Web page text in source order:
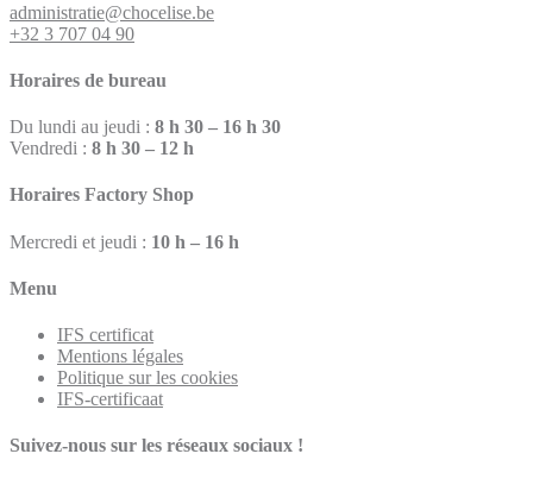
administratie@chocelise.be
+32 3 707 04 90
Horaires de bureau
Du lundi au jeudi : 8 h 30 – 16 h 30
Vendredi : 8 h 30 – 12 h
Horaires Factory Shop
Mercredi et jeudi : 10 h – 16 h
Menu
IFS certificat
Mentions légales
Politique sur les cookies
IFS-certificaat
Suivez-nous sur les réseaux sociaux !